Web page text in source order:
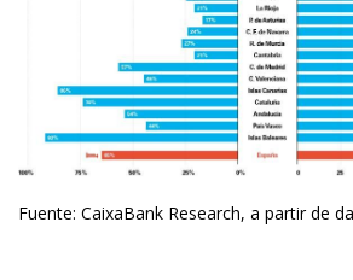
Fuente: CaixaBank Research, a partir de